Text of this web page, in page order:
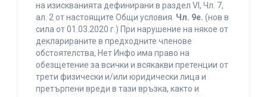
на изискванията дефинирани в раздел VI, Чл. 7,
ал. 2 от настоящите Общи условия. Чл. 9е. (нов в
сила от 01.03.2020 г.) При нарушение на някое от
декларираните в предходните членове
обстоятелства, Нет Инфо има право на
обезщетение за всички и всякакви претенции от
трети физически и/или юридически лица и
претърпени вреди в тази връзка, както и